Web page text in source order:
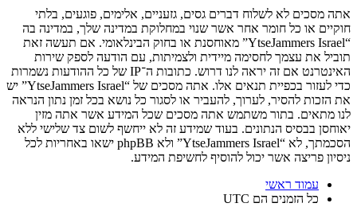
אתה מסכים לא לשלוח דברים גסים, גזעניים, אלימים, פוגעים, בלתי
חוקיים או כל חומר אחר אשר שנוי במחלוקת במדינה שלך, במדינה בה
“YtseJammers Israel” מאוחסנת או בחוק הבינלאומי. אם תעשה זאת
תוביל את עצמך לחסימה מיידית ולצמיתות, עם הודעה לספק שירות
האינטרנט אם זה יראה לנו דרוש. כתובות ה־IP של כל ההודעות נשמרות
כדי לעזור בכפיית תנאים אלו. אתה מסכים של “YtseJammers Israel” יש
את הזכות להסיר, לערוך, להעביר או לסגור כל נושא בכל זמן נתון הנראה
לנו מתאים. בתור משתמש אתה מסכים שכל המידע אשר אתה מזין
יאוחסן בבסיס הנתונים. בעוד שמידע זה לא ייחשף לשום צד שלישי ללא
הסכמתך, לא “YtseJammers Israel” ולא phpBB ישאו באחריות לכל
ניסיון פריצה אשר יכול להוסיף לחשיפת המידע.
עמוד ראשי
כל הזמנים הם UTC